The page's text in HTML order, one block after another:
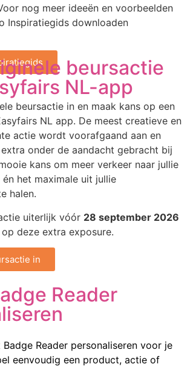
nog meer ideeën en voorbeelden
Inspiratiegids downloaden
beursactie
NL-app
beursactie in en maak kans op een
NL app. De meest creatieve en
actie wordt voorafgaand aan en
onder de aandacht gebracht bij
kans om meer verkeer naar jullie
het maximale uit jullie
halen.
uiterlijk vóór 28 september 2026
deze extra exposure.
in
Reader
Reader personaliseren voor je
eenvoudig een product, actie of